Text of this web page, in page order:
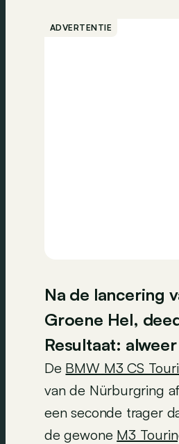
ADVERTENTIE
Na de lancering
Groene Hel,
Resultaat:
De BMW M3 CS
van de Nürburgring
een seconde trager
de gewone M3